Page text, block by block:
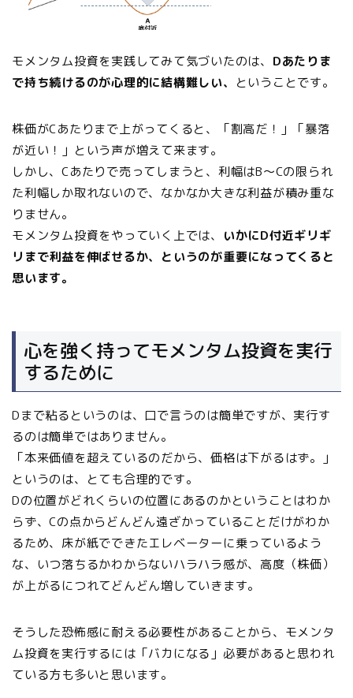
モメンタム投資を実践してみて気づいたのは、 Dあたりま
で持ち続けるのが心理的に結構難しい、 ということです。
株価がCあたりまで上がってくると、「割高だ！」「暴落
が近い！」という声が増えて来ます。
しかし、Cあたりで売ってしまうと、利幅はB～Cの限られ
た利幅しか取れないので、なかなか大きな利益が積み重な
りません。
モメンタム投資をやっていく上では、 いかにD付近ギリギ
リまで利益を伸ばせるか、というのが重要になってくると
思います。
心を強く持ってモメンタム投資を実行
するために
Dまで粘るというのは、口で言うのは簡単ですが、実行す
るのは簡単ではありません。
「本来価値を超えているのだから、価格は下がるはず。」
というのは、とても合理的です。
Dの位置がどれくらいの位置にあるのかということはわか
らず、Cの点からどんどん遠ざかっていることだけがわか
るため、床が紙でできたエレベーターに乗っているよう
な、いつ落ちるかわからないハラハラ感が、高度（株価）
が上がるにつれてどんどん増していきます。
そうした恐怖感に耐える必要性があることから、モメンタ
ム投資を実行するには「バカになる」必要があると思われ
ている方も多いと思います。